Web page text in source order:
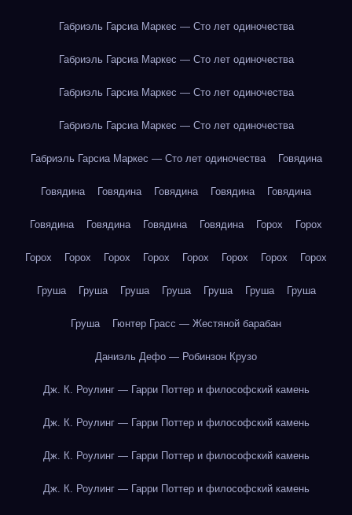
Габриэль Гарсиа Маркес — Сто лет одиночества
Габриэль Гарсиа Маркес — Сто лет одиночества
Габриэль Гарсиа Маркес — Сто лет одиночества
Габриэль Гарсиа Маркес — Сто лет одиночества
Габриэль Гарсиа Маркес — Сто лет одиночества Говядина
Говядина Говядина Говядина Говядина Говядина
Говядина Говядина Говядина Говядина Горох Горох
Горох Горох Горох Горох Горох Горох Горох Горох
Груша Груша Груша Груша Груша Груша Груша
Груша Гюнтер Грасс — Жестяной барабан
Даниэль Дефо — Робинзон Крузо
Дж. К. Роулинг — Гарри Поттер и философский камень
Дж. К. Роулинг — Гарри Поттер и философский камень
Дж. К. Роулинг — Гарри Поттер и философский камень
Дж. К. Роулинг — Гарри Поттер и философский камень